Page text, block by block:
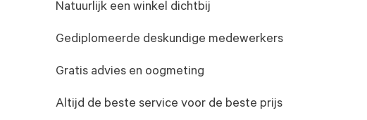
Natuurlijk een winkel dichtbij
Gediplomeerde deskundige medewerkers
Gratis advies en oogmeting
Altijd de beste service voor de beste prijs